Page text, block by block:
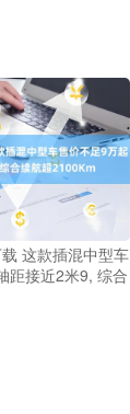
这款插混中型车
距接近2米9, 综合